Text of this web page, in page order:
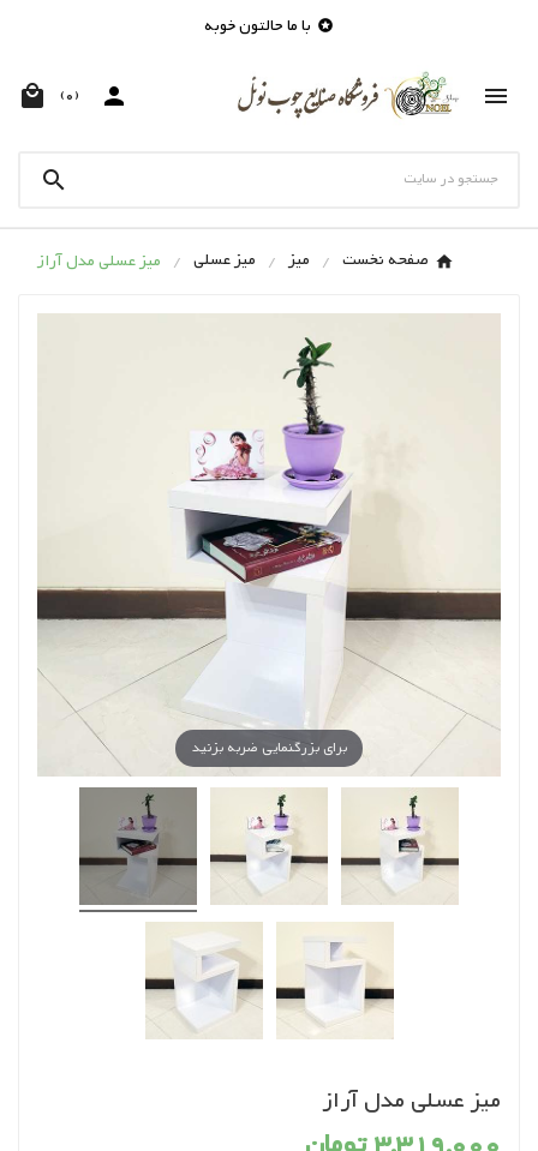
 با ما حالتون خوبه


 (0)

صفحه نخست میز میز عسلی میز عسلی مدل آراز
برای بزرگنمایی ضربه بزنید
میز عسلی مدل آراز